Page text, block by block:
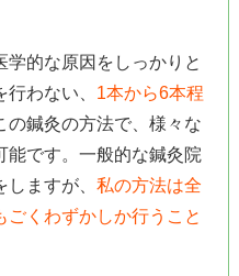
的な原因をしっかりと
わない、 1本から6本程
の鍼灸の方法で、様々な
能です。一般的な鍼灸院
ますが、 私の方法は全
ごくわずかしか行うこと